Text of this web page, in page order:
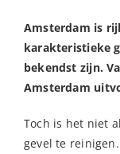
Amsterdam is
karakteristieke
bekendst zijn.
Amsterdam
Toch is het niet
gevel te